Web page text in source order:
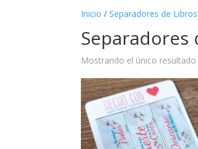
Inicio /Separadores de Libros
Mostrando el único resultado